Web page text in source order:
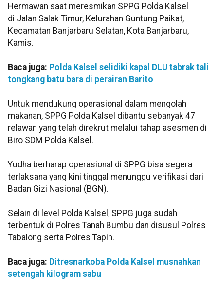
Hermawan saat meresmikan SPPG Polda Kalsel
di Jalan Salak Timur, Kelurahan Guntung Paikat,
Kecamatan Banjarbaru Selatan, Kota Banjarbaru,
Kamis.
Baca juga: Polda Kalsel selidiki kapal DLU tabrak tali
tongkang batu bara di perairan Barito
Untuk mendukung operasional dalam mengolah
makanan, SPPG Polda Kalsel dibantu sebanyak 47
relawan yang telah direkrut melalui tahap asesmen di
Biro SDM Polda Kalsel.
Yudha berharap operasional di SPPG bisa segera
terlaksana yang kini tinggal menunggu verifikasi dari
Badan Gizi Nasional (BGN).
Selain di level Polda Kalsel, SPPG juga sudah
terbentuk di Polres Tanah Bumbu dan disusul Polres
Tabalong serta Polres Tapin.
Baca juga: Ditresnarkoba Polda Kalsel musnahkan
setengah kilogram sabu